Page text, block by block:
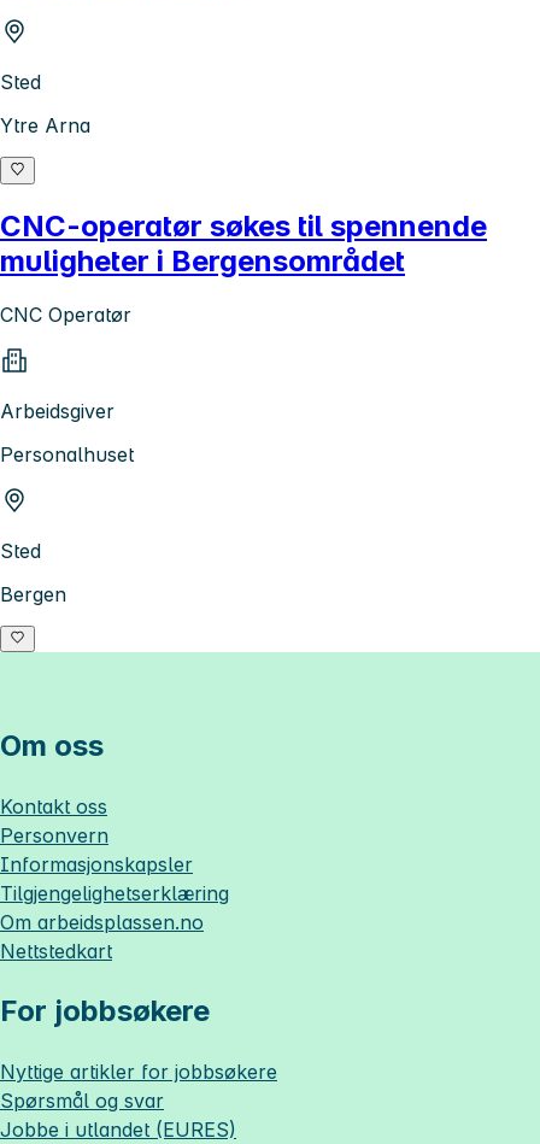
Sted
Ytre Arna
CNC-operatør søkes til spennende
muligheter i Bergensområdet
CNC Operatør
Arbeidsgiver
Personalhuset
Sted
Bergen
Om oss
Kontakt oss
Personvern
Informasjonskapsler
Tilgjengelighetserklæring
Om arbeidsplassen.no
Nettstedkart
For jobbsøkere
Nyttige artikler for jobbsøkere
Spørsmål og svar
Jobbe i utlandet (EURES)